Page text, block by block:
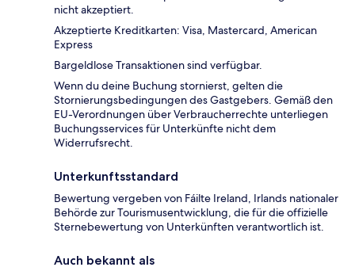
nicht akzeptiert.
Akzeptierte Kreditkarten: Visa, Mastercard, American
Express
Bargeldlose Transaktionen sind verfügbar.
Wenn du deine Buchung stornierst, gelten die
Stornierungsbedingungen des Gastgebers. Gemäß den
EU-Verordnungen über Verbraucherrechte unterliegen
Buchungsservices für Unterkünfte nicht dem
Widerrufsrecht.
Unterkunftsstandard
Bewertung vergeben von Fáilte Ireland, Irlands nationaler
Behörde zur Tourismusentwicklung, die für die offizielle
Sternebewertung von Unterkünften verantwortlich ist.
Auch bekannt als